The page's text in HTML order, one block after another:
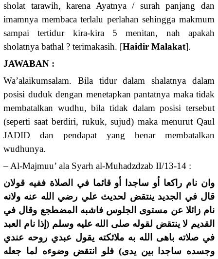
sholat tarawih, karena Ayatnya / surah panjang dan
imamnya membaca terlalu perlahan sehingga makmum
sampai tertidur kira-kira 5 menitan, nah apakah
sholatnya bathal ? terimakasih. [Haidir Malakat].
JAWABAN :
Wa’alaikumsalam. Bila tidur dalam shalatnya dalam
posisi duduk dengan menetapkan pantatnya maka tidak
membatalkan wudhu, bila tidak dalam posisi tersebut
(seperti saat berdiri, rukuk, sujud) maka menurut Qaul
JADID dan pendapat yang benar membatalkan
wudhunya.
– Al-Majmuu’ ala Syarh al-Muhadzdzab II/13-14 :
وان نام راكعا أو ساجدا أو قائما في الصلاة ففيه قولان
قال في الجديد ينتقض لحديث علي رضي الله عنه ولانه
نام زائلا عن مستوى الجلوس فاشبه المضطجع وقال في
القديم لا ينتقض لقوله صلى الله عليه وسلم (إذا نام العبد
في صلاته باهى الله به ملائكته يقول عبدي روحه عندي
وجسده ساجدا بين يدى) فلو انتقض وضوءه لما جعله